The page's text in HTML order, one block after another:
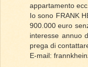
appartamento
Io sono FRANK
900.000 euro
interesse annuo
prega di
E-mail: